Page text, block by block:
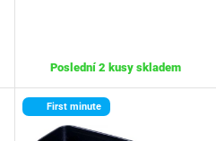
Poslední 2 kusy skladem
First minute